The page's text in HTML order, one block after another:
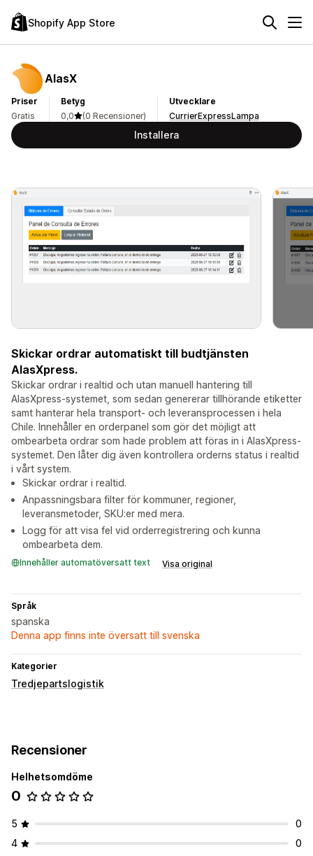
Shopify App Store
AlasX
Priser
Gratis
Betyg
0,0
(0 Recensioner)
Utvecklare
CurrierExpressLampa
Installera
Skickar ordrar automatiskt till budtjänsten
AlasXpress.
Skickar ordrar i realtid och utan manuell hantering till
AlasXpress-systemet, som sedan genererar tillhörande etiketter
samt hanterar hela transport- och leveransprocessen i hela
Chile. Innehåller en orderpanel som gör det möjligt att
ombearbeta ordrar som hade problem att föras in i AlasXpress-
systemet. Den låter dig även kontrollera orderns status i realtid
i vårt system.
Skickar ordrar i realtid.
Anpassningsbara filter för kommuner, regioner,
leveransmetoder, SKU:er med mera.
Logg för att visa fel vid orderregistrering och kunna
ombearbeta dem.
Innehåller automatöversatt text Visa original
Språk
spanska
Denna app finns inte översatt till svenska
Kategorier
Tredjepartslogistik
Recensioner
Helhetsomdöme
0
5
0
4
0